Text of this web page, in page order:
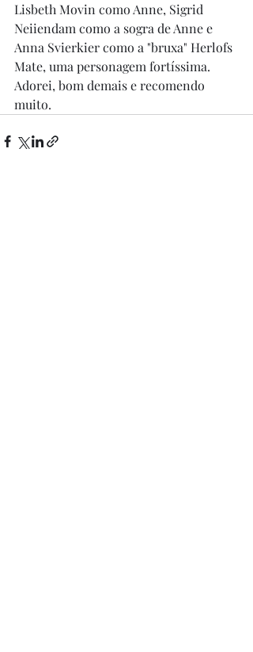
Lisbeth Movin como Anne, Sigrid
Neiiendam como a sogra de Anne e
Anna Svierkier como a "bruxa" Herlofs
Mate, uma personagem fortíssima.
Adorei, bom demais e recomendo
muito.